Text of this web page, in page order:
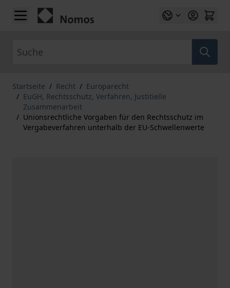
Zum Inhalt springen
Startseite / Recht / Europarecht
/ EuGH, Rechtsschutz, Verfahren, Justitielle
Zusammenarbeit
/ Unionsrechtliche Vorgaben für den Rechtsschutz im
Vergabeverfahren unterhalb der EU-Schwellenwerte